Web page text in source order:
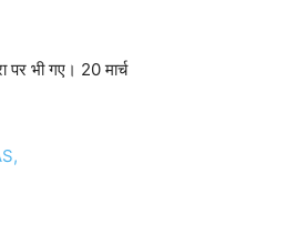
पर भी गए। 20 मार्च